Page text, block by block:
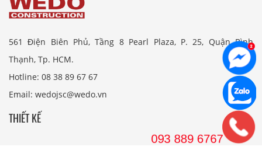
561 Điện Biên Phủ, Tầng 8 Pearl Plaza, P. 25, Quận Bình
Thạnh, Tp. HCM.
Hotline: 08 38 89 67 67
Email: wedojsc@wedo.vn
THIẾT KẾ